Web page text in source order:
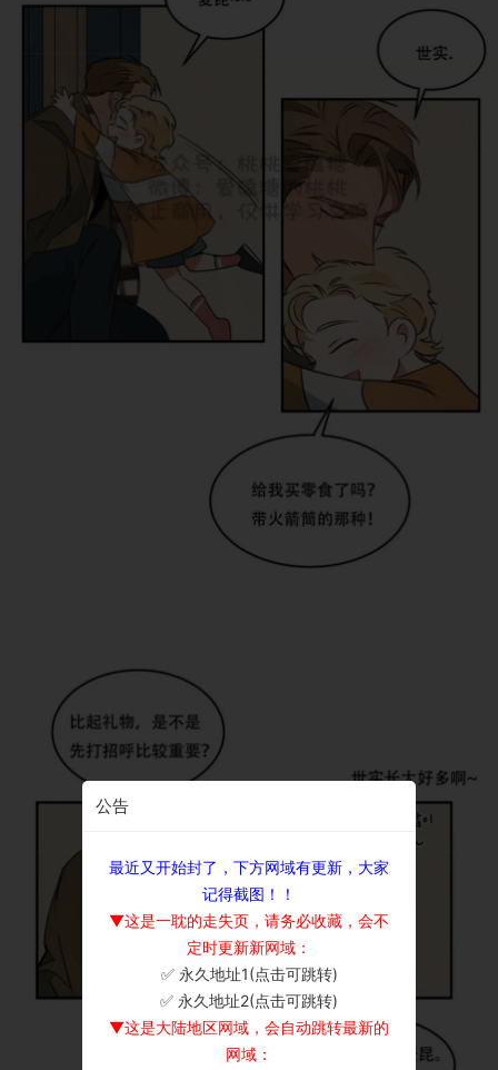
公告
最近又开始封了，下方网域有更新，大家
记得截图！！
▼这是一耽的走失页，请务必收藏，会不
定时更新新网域：
✅ 永久地址1(点击可跳转)
✅ 永久地址2(点击可跳转)
▼这是大陆地区网域，会自动跳转最新的
网域：